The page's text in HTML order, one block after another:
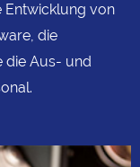
Entwicklung von
die
die Aus- und